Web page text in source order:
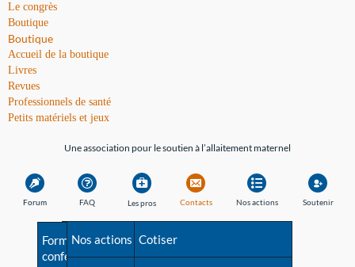
Le congrès
Boutique
Boutique
Accueil de la boutique
Livres
Revues
Professionnels de santé
Petits matériels et jeux
Une association pour le soutien à l’allaitement maternel
Forum FAQ
Avant la naissance
Les pros
Formations et
conférences
Contacts
Besoin d'aide?
Nos actions
Nos actions
Soutenir
Cotiser